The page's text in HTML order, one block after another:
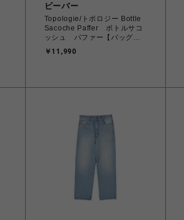
ビーバー
Topologie/トポロジー Bottle
Sacoche Paffer ボトルサコ
ッシュ パファー【バッグ単
￥11,990